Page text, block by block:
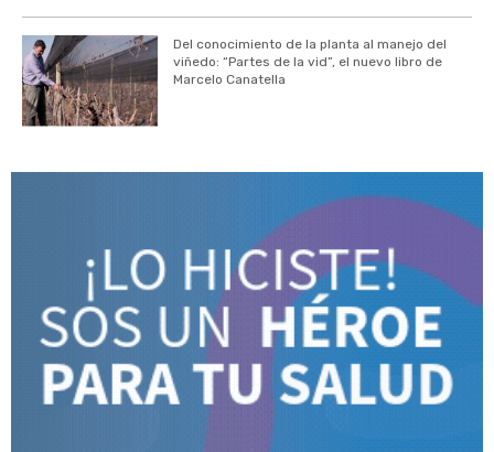
Del conocimiento de la planta al manejo del
viñedo: “Partes de la vid”, el nuevo libro de
Marcelo Canatella